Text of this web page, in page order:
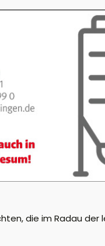
die im Radau